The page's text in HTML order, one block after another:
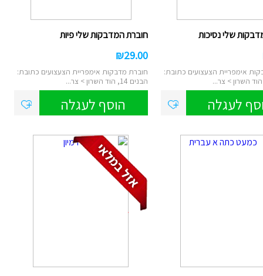
שלי נסיכות
אימפריית הצעצועים כתובת:
לעגלה
חוברת המדבקות שלי פיות
29.00
₪
חוברת מדבקות אימפריית הצעצועים כתובת:
הבנים 14, הוד השרון > צר...
הוסף לעגלה